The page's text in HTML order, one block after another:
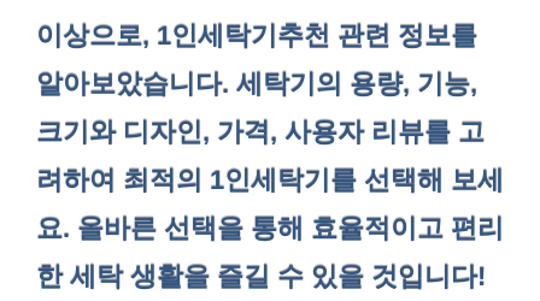
이상으로, 1인세탁기추천 관련 정보를
알아보았습니다. 세탁기의 용량, 기능,
크기와 디자인, 가격, 사용자 리뷰를 고
려하여 최적의 1인세탁기를 선택해 보세
요. 올바른 선택을 통해 효율적이고 편리
한 세탁 생활을 즐길 수 있을 것입니다!